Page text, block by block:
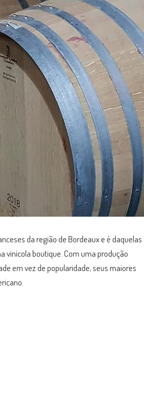
da região de Bordeaux e é daquelas
vinícola boutique. Com uma produção
em vez de popularidade, seus maiores